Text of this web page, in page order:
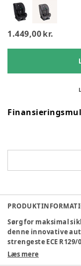
1.449,00 kr.
Sørg for maksimal
denne innovative
strengeste ECE
sidekollisionstest.
Læs mere